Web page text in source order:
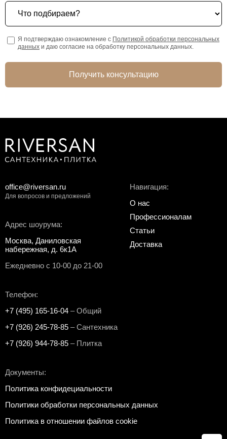
Что подбираем?
Я подтверждаю ознакомление с Политикой обработки персональных
данных и даю согласие на обработку персональных данных.
Получить консультацию
Адрес шоурума:
Москва, Даниловская
набережная, д. 6к1А
Ежедневно с 10-00 до 21-00
Телефон:
+7 (495) 165-16-04 – Общий
+7 (926) 245-78-85 – Сантехника
+7 (926) 944-78-85 – Плитка
Документы:
Политика конфидециальности
Политики обработки персональных данных
Политика в отношении файлов cookie
Навигация:
О нас
Профессионалам
Статьи
Доставка
office@riversan.ru
Для вопросов и предложений